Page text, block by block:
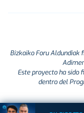
Bizkaiko Foru Aldundiak
Este proyecto ha sido
dentro del